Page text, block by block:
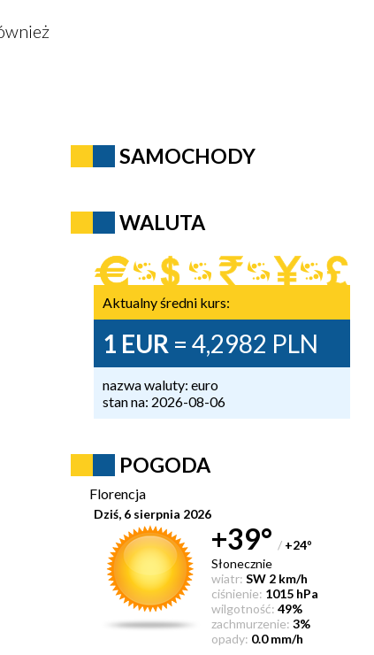
SAMOCHODY
WALUTA
Aktualny średni kurs:
1 EUR = 4,2982 PLN
nazwa waluty: euro
stan na: 2026-08-06
POGODA
Florencja
Dziś, 6 sierpnia 2026
+39° / +24°
Słonecznie
wiatr: SW 2 km/h
ciśnienie: 1015 hPa
wilgotność: 49%
zachmurzenie: 3%
opady: 0.0 mm/h